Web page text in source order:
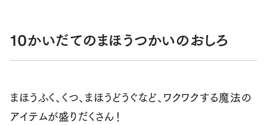
10かいだてのまほうつかいのおしろ
まほうふく、くつ、まほうどうぐなど、ワクワクする魔法の
アイテムが盛りだくさん！